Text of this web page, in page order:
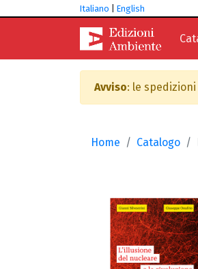
Italiano English
Avviso: le
Home Catalogo